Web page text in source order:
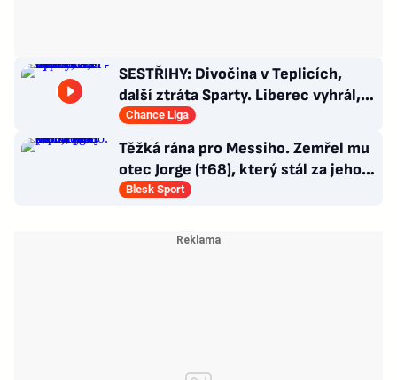
SESTŘIHY: Divočina v Teplicích,
další ztráta Sparty. Liberec vyhrál,
Zlín - Bohemians 0:2
Chance Liga
Těžká rána pro Messiho. Zemřel mu
otec Jorge (†68), který stál za jeho
úspěchy
Blesk Sport